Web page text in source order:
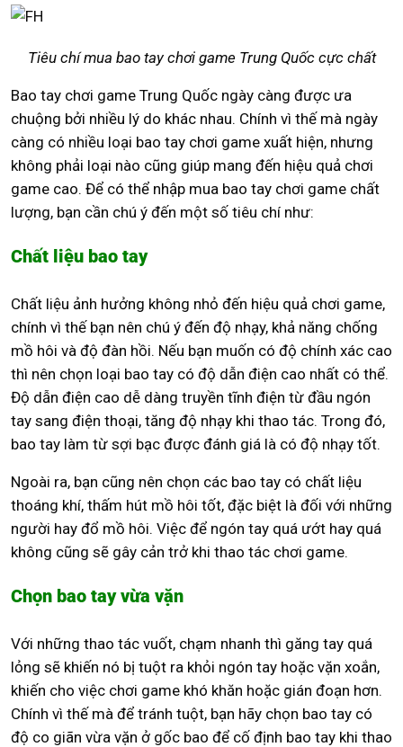
Tiêu chí mua bao tay chơi game Trung Quốc cực chất
Bao tay chơi game Trung Quốc ngày càng được ưa
chuộng bởi nhiều lý do khác nhau. Chính vì thế mà ngày
càng có nhiều loại bao tay chơi game xuất hiện, nhưng
không phải loại nào cũng giúp mang đến hiệu quả chơi
game cao. Để có thể nhập mua bao tay chơi game chất
lượng, bạn cần chú ý đến một số tiêu chí như:
Chất liệu bao tay
Chất liệu ảnh hưởng không nhỏ đến hiệu quả chơi game,
chính vì thế bạn nên chú ý đến độ nhạy, khả năng chống
mồ hôi và độ đàn hồi. Nếu bạn muốn có độ chính xác cao
thì nên chọn loại bao tay có độ dẫn điện cao nhất có thể.
Độ dẫn điện cao dễ dàng truyền tĩnh điện từ đầu ngón
tay sang điện thoại, tăng độ nhạy khi thao tác. Trong đó,
bao tay làm từ sợi bạc được đánh giá là có độ nhạy tốt.
Ngoài ra, bạn cũng nên chọn các bao tay có chất liệu
thoáng khí, thấm hút mồ hôi tốt, đặc biệt là đối với những
người hay đổ mồ hôi. Việc để ngón tay quá ướt hay quá
không cũng sẽ gây cản trở khi thao tác chơi game.
Chọn bao tay vừa vặn
Với những thao tác vuốt, chạm nhanh thì găng tay quá
lỏng sẽ khiến nó bị tuột ra khỏi ngón tay hoặc vặn xoắn,
khiến cho việc chơi game khó khăn hoặc gián đoạn hơn.
Chính vì thế mà để tránh tuột, bạn hãy chọn bao tay có
độ co giãn vừa vặn ở gốc bao để cố định bao tay khi thao